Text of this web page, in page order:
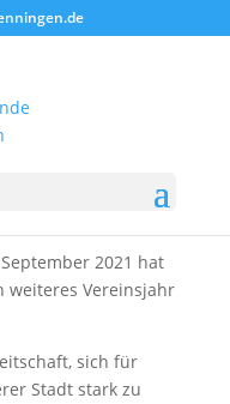
Petra Epting,
2021 hat
weiteres Vereinsjahr
sich für
Stadt stark zu